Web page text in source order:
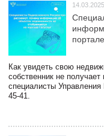
14.03.2025
Как увидеть свою
собственник не
специалисты
45-41.